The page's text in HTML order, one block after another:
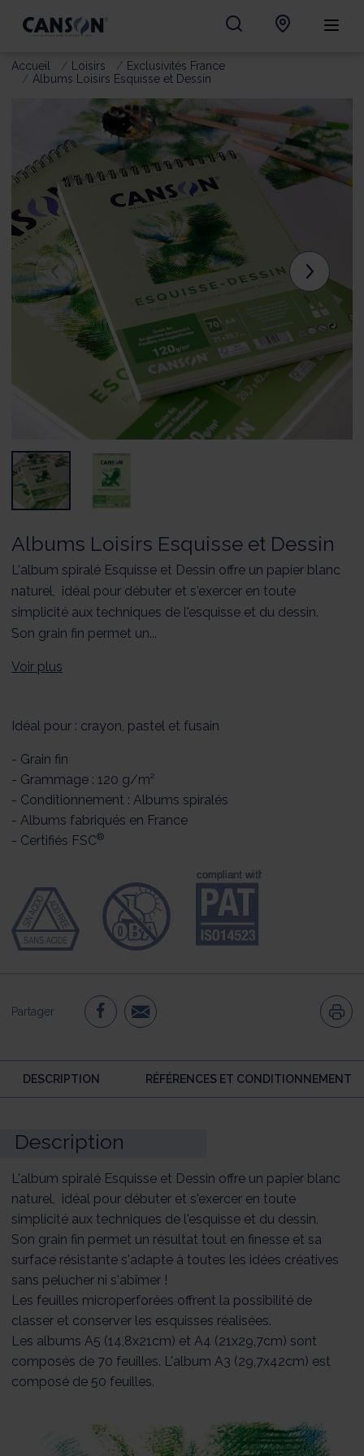
Accueil Loisirs
Exclusivités France
Albums Loisirs Esquisse et Dessin
Albums Loisirs Esquisse et Dessin
L'album spiralé Esquisse et Dessin offre un papier blanc
naturel, idéal pour débuter et s'exercer en toute
simplicité aux techniques de l'esquisse et du dessin.
Son grain fin permet un...
Voir plus
Idéal pour : crayon, pastel et fusain
- Grain fin
- Grammage : 120 g/m²
- Conditionnement : Albums spiralés
- Albums fabriqués en France
- Certifiés FSC®
Partager
DESCRIPTION RÉFÉRENCES ET CONDITIONNEMENT
Description
L'album spiralé Esquisse et Dessin offre un papier blanc
naturel, idéal pour débuter et s'exercer en toute
simplicité aux techniques de l'esquisse et du dessin.
Son grain fin permet un résultat tout en finesse et sa
surface résistante s'adapte à toutes les idées créatives
sans pelucher ni s'abîmer !
Les feuilles microperforées offrent la possibilité de
classer et conserver les esquisses réalisées.
Les albums A5 (14,8x21cm) et A4 (21x29,7cm) sont
composés de 70 feuilles. L'album A3 (29,7x42cm) est
composé de 50 feuilles.